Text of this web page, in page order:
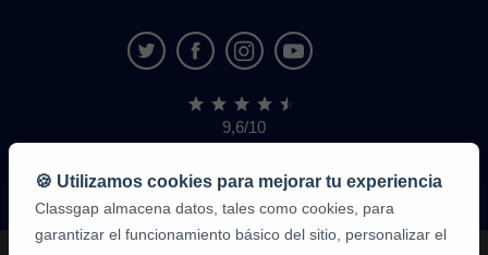
9,6/10
1,339,284
de
alumnos
🍪 Utilizamos cookies para mejorar tu experiencia
Classgap almacena datos, tales como cookies, para
garantizar el funcionamiento básico del sitio, personalizar el